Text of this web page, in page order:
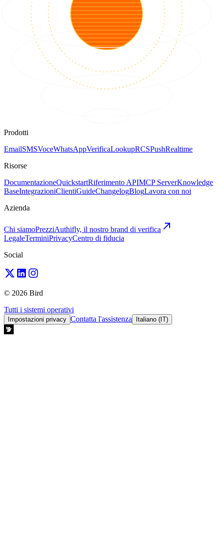
Prodotti
EmailSMSVoceWhatsAppVerificaLookupRCSPushRealtime
Risorse
DocumentazioneQuickstartRiferimento APIMCP ServerKnowledge
BaseIntegrazioniClientiGuideChangelogBlogLavora con noi
Azienda
Chi siamoPrezziAuthifly, il nostro brand di verifica
LegaleTerminiPrivacyCentro di fiducia
Social
© 2026 Bird
Tutti i sistemi operativi
Impostazioni privacy Contatta l'assistenza Italiano (IT)